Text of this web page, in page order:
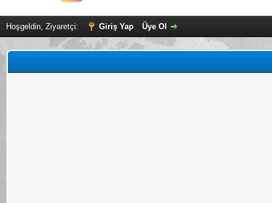
Hoşgeldin, Ziyaretçi: Giriş Yap Üye Ol